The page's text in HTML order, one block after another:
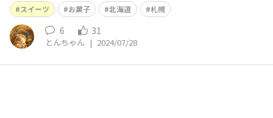
スイーツ
お菓子 北海道 札幌
6 31
とんちゃん | 2024/07/28